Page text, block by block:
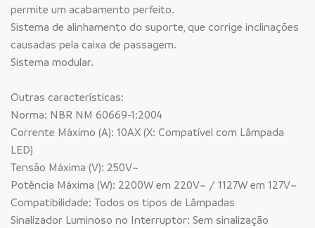
permite um acabamento perfeito.
Sistema de alinhamento do suporte, que corrige inclinações
causadas pela caixa de passagem.
Sistema modular.
Outras características:
Norma: NBR NM 60669-1:2004
Corrente Máximo (A): 10AX (X: Compatível com Lâmpada
LED)
Tensão Máxima (V): 250V~
Potência Máxima (W): 2200W em 220V~ / 1127W em 127V~
Compatibilidade: Todos os tipos de Lâmpadas
Sinalizador Luminoso no Interruptor: Sem sinalização